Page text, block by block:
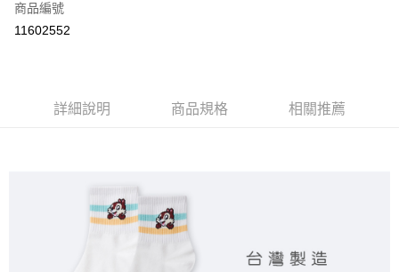
Apple Pay
ATM付款
每筆NT$80，滿NT$899(含以上)免運費
商品編號
11602552
詳細說明 商品規格 相關推薦